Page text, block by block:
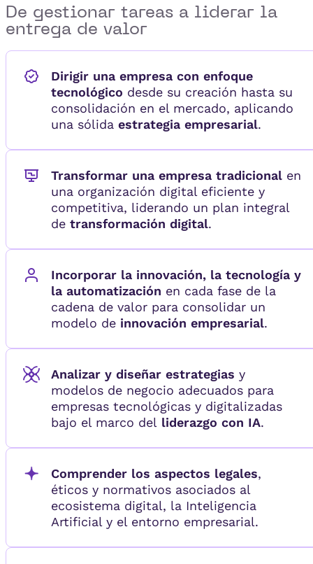
De gestionar tareas a liderar la
entrega de valor
Dirigir una empresa con enfoque
tecnológico desde su creación hasta su
consolidación en el mercado, aplicando
una sólida estrategia empresarial.
Transformar una empresa tradicional en
una organización digital eficiente y
competitiva, liderando un plan integral
de transformación digital.
Incorporar la innovación, la tecnología y
la automatización en cada fase de la
cadena de valor para consolidar un
modelo de innovación empresarial.
Analizar y diseñar estrategias y
modelos de negocio adecuados para
empresas tecnológicas y digitalizadas
bajo el marco del liderazgo con IA.
Comprender los aspectos legales,
éticos y normativos asociados al
ecosistema digital, la Inteligencia
Artificial y el entorno empresarial.